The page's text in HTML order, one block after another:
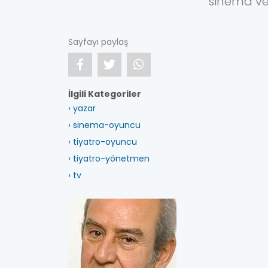
Sayfayı paylaş
İlgili Kategoriler
› yazar
› sinema-oyuncu
› tiyatro-oyuncu
› tiyatro-yönetmen
› tv